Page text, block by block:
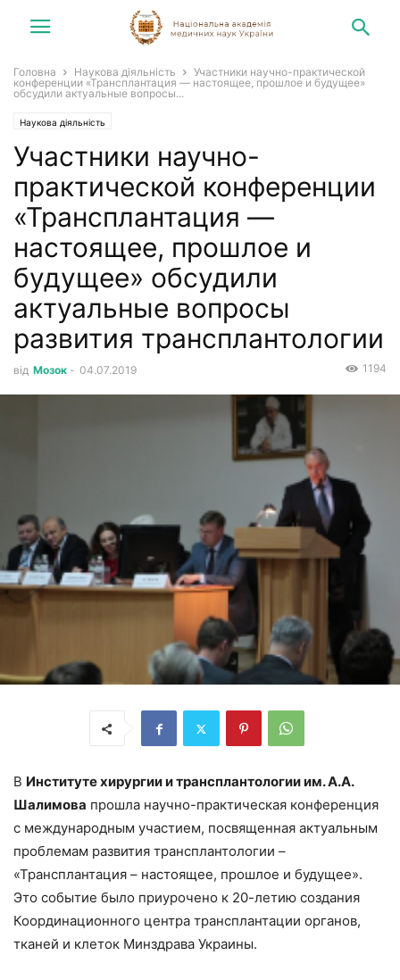
Головна Наукова діяльність
Участники научно-практической
конференции «Трансплантация — настоящее, прошлое и будущее»
обсудили актуальные вопросы...
Наукова діяльність
Участники научно-
практической конференции
«Трансплантация —
настоящее, прошлое и
будущее» обсудили
актуальные вопросы
развития трансплантологии
від Мозок - 04.07.2019 1194
В Институте хирургии и трансплантологии им. А.А.
Шалимова прошла научно-практическая конференция
с международным участием, посвященная актуальным
проблемам развития трансплантологии –
«Трансплантация – настоящее, прошлое и будущее».
Это событие было приурочено к 20-летию создания
Координационного центра трансплантации органов,
тканей и клеток Минздрава Украины.